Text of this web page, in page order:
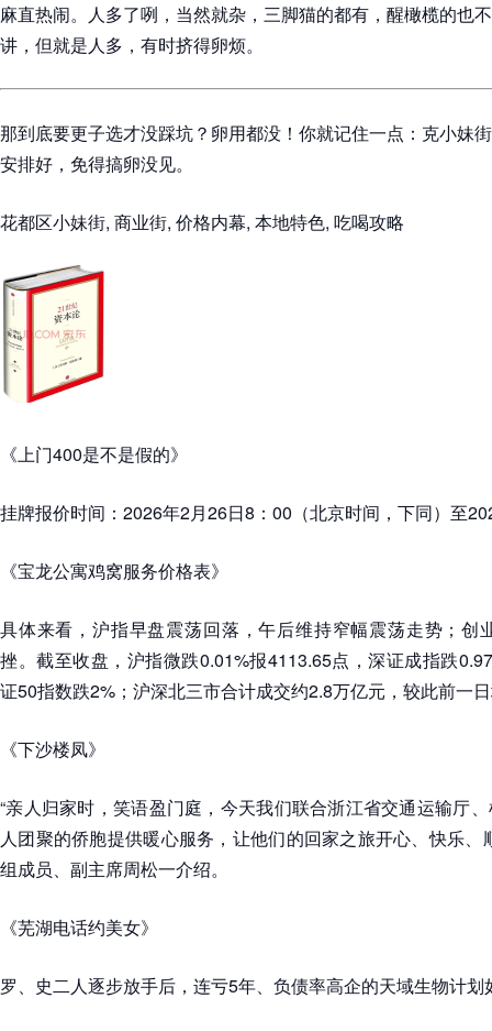
麻直热闹。人多了咧，当然就杂，三脚猫的都有，醒橄榄的也
讲，但就是人多，有时挤得卵烦。
那到底要更子选才没踩坑？卵用都没！你就记住一点：克小妹
安排好，免得搞卵没见。
花都区小妹街, 商业街, 价格内幕, 本地特色, 吃喝攻略
《上门400是不是假的》
挂牌报价时间：2026年2月26日8：00（北京时间，下同）至
《宝龙公寓鸡窝服务价格表》
具体来看，沪指早盘震荡回落，午后维持窄幅震荡走势；创
挫。截至收盘，沪指微跌0.01%报4113.65点，深证成指跌
证50指数跌2%；沪深北三市合计成交约2.8万亿元，较此前一
《下沙楼凤》
“亲人归家时，笑语盈门庭，今天我们联合浙江省交通运输厅
人团聚的侨胞提供暖心服务，让他们的回家之旅开心、快乐、
组成员、副主席周松一介绍。
《芜湖电话约美女》
罗、史二人逐步放手后，连亏5年、负债率高企的天域生物计